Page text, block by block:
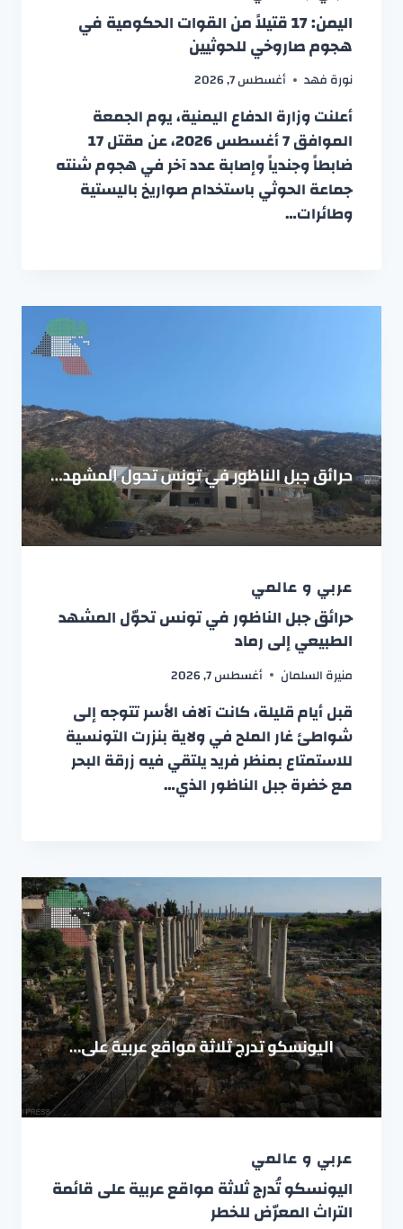
اليمن: 17 قتيلاً من القوات الحكومية في
هجوم صاروخي للحوثيين
نورة فهد أغسطس 7, 2026
أعلنت وزارة الدفاع اليمنية، يوم الجمعة
الموافق 7 أغسطس 2026، عن مقتل 17
ضابطاً وجندياً وإصابة عدد آخر في هجوم شنته
جماعة الحوثي باستخدام صواريخ باليستية
وطائرات…
عربي و عالمي
حرائق جبل الناظور في تونس تحوّل المشهد
الطبيعي إلى رماد
منيرة السلمان أغسطس 7, 2026
قبل أيام قليلة، كانت آلاف الأسر تتوجه إلى
شواطئ غار الملح في ولاية بنزرت التونسية
للاستمتاع بمنظر فريد يلتقي فيه زرقة البحر
مع خضرة جبل الناظور الذي…
عربي و عالمي
اليونسكو تُدرج ثلاثة مواقع عربية على قائمة
التراث المعرّض للخطر